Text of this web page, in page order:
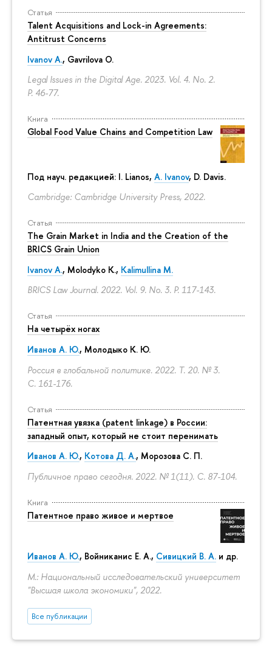
Статья
Talent Acquisitions and Lock-in Agreements:
Antitrust Concerns
Ivanov A., Gavrilova O.
Legal Issues in the Digital Age. 2023. Vol. 4. No. 2.
P. 46-77.
Книга
Global Food Value Chains and Competition Law
Под науч. редакцией: I. Lianos, A. Ivanov, D. Davis.
Cambridge: Cambridge University Press, 2022.
Статья
The Grain Market in India and the Creation of the
BRICS Grain Union
Ivanov A., Molodyko K., Kalimullina M.
BRICS Law Journal. 2022. Vol. 9. No. 3. P. 117-143.
Статья
На четырёх ногах
Иванов А. Ю., Молодыко К. Ю.
Россия в глобальной политике. 2022. Т. 20. № 3.
С. 161-176.
Статья
Патентная увязка (patent linkage) в России:
западный опыт, который не стоит перенимать
Иванов А. Ю., Котова Д. А., Морозова С. П.
Публичное право сегодня. 2022. № 1(11). С. 87-104.
Книга
Патентное право живое и мертвое
Иванов А. Ю., Войниканис Е. А., Сивицкий В. А. и др.
М.: Национальный исследовательский университет
"Высшая школа экономики", 2022.
Все публикации